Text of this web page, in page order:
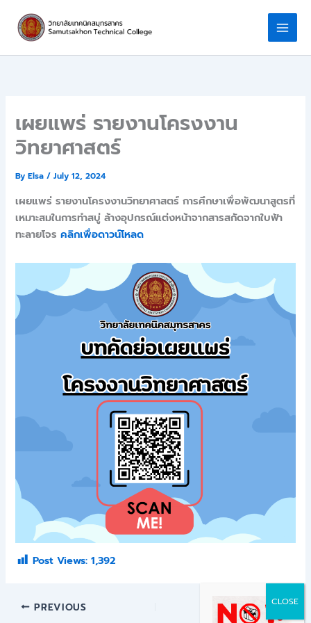
content
เผยแพร่ รายงานโครงงาน
วิทยาศาสตร์
ByElsa/July 12, 2024
เผยแพร่ รายงานโครงงานวิทยาศาสตร์ การศึกษาเพื่อพัฒนาสูตรที่
เหมาะสมในการทําสบู่ ล้างอุปกรณ์แต่งหน้าจากสารสกัดจากใบฟ้า
ทะลายโจรคลิกเพื่อดาวน์โหลด
Post Views: 1,392
PREVIOUS NEXT